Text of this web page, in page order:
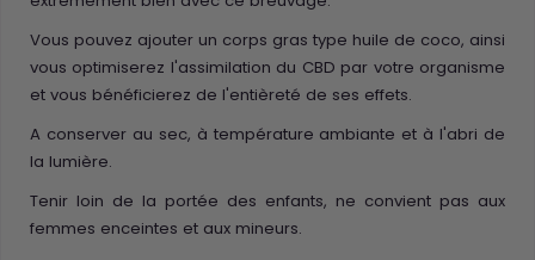
Vous pouvez ajouter un corps gras type huile de coco, ainsi
vous optimiserez l'assimilation du CBD par votre organisme
et vous bénéficierez de l'entièreté de ses effets.
A conserver au sec, à température ambiante et à l'abri de
la lumière.
Tenir loin de la portée des enfants, ne convient pas aux
femmes enceintes et aux mineurs.